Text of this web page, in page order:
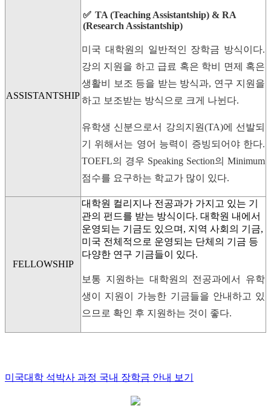
ASSISTANTSHIP
TA (Teaching Assistantship) & RA
(Research Assistantship)
미국 대학원의 일반적인 장학금 방식이다.
강의 지원을 하고 급료 혹은 학비 면제 혹은
생활비 보조 등을 받는 방식과, 연구 지원을
하고 보조받는 방식으로 크게 나뉜다.
유학생 신분으로서 강의지원(TA)에 선발되
기 위해서는 영어 능력이 증빙되어야 한다.
TOEFL의 경우 Speaking Section의 Minimum
점수를 요구하는 학교가 많이 있다.
FELLOWSHIP
대학원 컬리지나 전공과가 가지고 있는 기
관의 펀드를 받는 방식이다. 대학원 내에서
운영되는 기금도 있으며, 지역 사회의 기금,
미국 전체적으로 운영되는 단체의 기금 등
다양한 연구 기금들이 있다.
보통 지원하는 대학원의 전공과에서 유학
생이 지원이 가능한 기금들을 안내하고 있
으므로 확인 후 지원하는 것이 좋다.
미국대학 석박사 과정 국내 장학금 안내 보기